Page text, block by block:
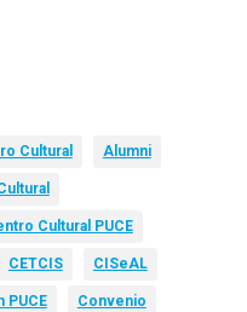
Cultural Alumni
Cultural PUCE
CETCIS CISeAL
PUCE Convenio